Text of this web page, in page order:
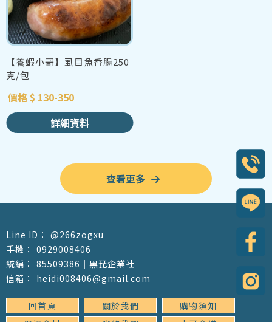
【養蝦小哥】虱目魚香腸250
克/包
價格 $ 130-350
詳細資料
查看更多
@266zogxu
0929008406
85509386｜黑琵企業社
heidi008406@gmail.com
回首頁 關於我們
購物須知